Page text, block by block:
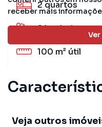
receber mais
2quartos
2banheiros
100 m² útil
Veja outros